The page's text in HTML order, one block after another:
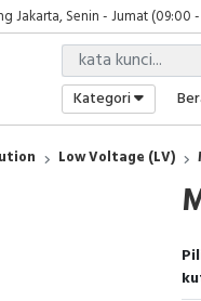
Jakarta, Senin - Jumat (09:00
Bali, Senin - Jumat (09:00 -
Jakarta, Senin - Jumat (08:00 -
Jakarta, Senin - Jumat (09:00
Bali, Senin - Jumat (09:00 -
Kategori
Low Voltage (LV)